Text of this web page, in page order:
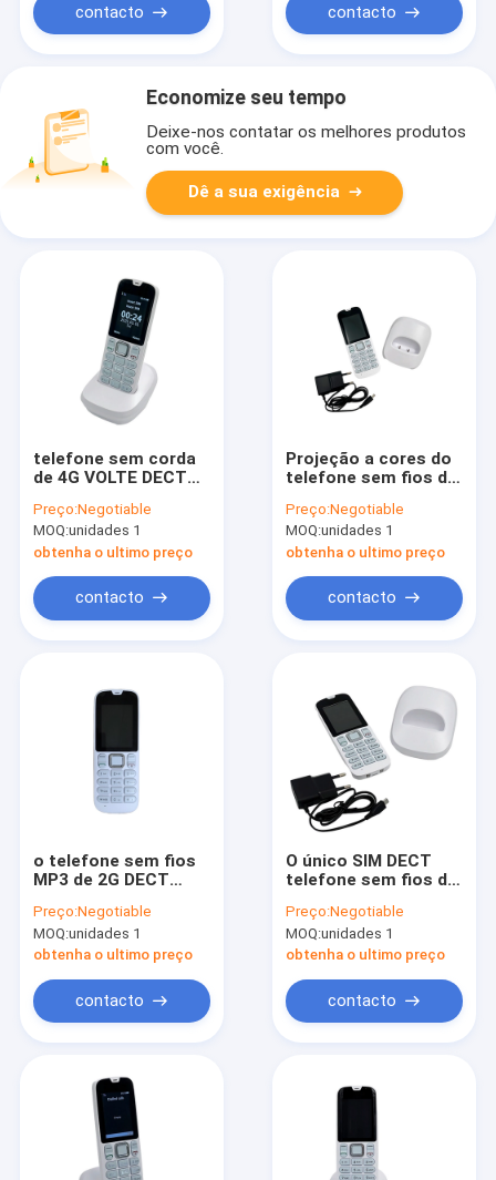
produtos
Quem Somos
contacto contacto
Economize seu tempo
Deixe-nos contatar os melhores produtos
com você.
Dê a sua exigência
telefone sem corda
de 4G VOLTE DECT
Preço:Negotiable
MOQ:unidades 1
obtenha o ultimo preço
contacto
Projeção a cores do
telefone sem fios de
WCDMA G/M SIM
Card
Preço:Negotiable
MOQ:unidades 1
obtenha o ultimo preço
contacto
o telefone sem fios
MP3 de 2G DECT
produto de SMS do
rádio de FM
Preço:Negotiable
MOQ:unidades 1
obtenha o ultimo preço
contacto
O único SIM DECT
telefone sem fios da
dos DECT telefona a
SMS somente
Preço:Negotiable
MOQ:unidades 1
obtenha o ultimo preço
contacto